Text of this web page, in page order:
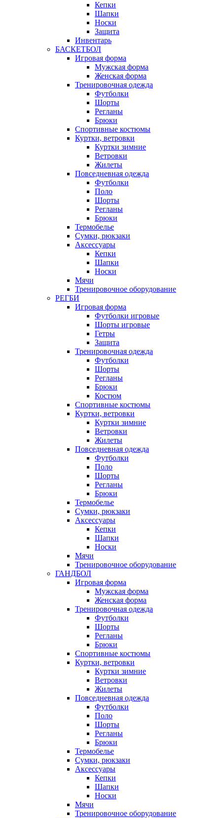
Кепки
Шапки
Носки
Защита
Инвентарь
БАСКЕТБОЛ
Игровая форма
Мужская форма
Женская форма
Тренировочная одежда
Футболки
Шорты
Регланы
Брюки
Спортивные костюмы
Куртки, ветровки
Куртки зимние
Ветровки
Жилеты
Повседневная одежда
Футболки
Поло
Шорты
Регланы
Брюки
Термобелье
Сумки, рюкзаки
Аксессуары
Кепки
Шапки
Носки
Мячи
Тренировочное оборудование
РЕГБИ
Игровая форма
Футболки игровые
Шорты игровые
Гетры
Защита
Тренировочная одежда
Футболки
Шорты
Регланы
Брюки
Костюм
Спортивные костюмы
Куртки, ветровки
Куртки зимние
Ветровки
Жилеты
Повседневная одежда
Футболки
Поло
Шорты
Регланы
Брюки
Термобелье
Сумки, рюкзаки
Аксессуары
Кепки
Шапки
Носки
Мячи
Тренировочное оборудование
ГАНДБОЛ
Игровая форма
Мужская форма
Женская форма
Тренировочная одежда
Футболки
Шорты
Регланы
Брюки
Спортивные костюмы
Куртки, ветровки
Куртки зимние
Ветровки
Жилеты
Повседневная одежда
Футболки
Поло
Шорты
Регланы
Брюки
Термобелье
Сумки, рюкзаки
Аксессуары
Кепки
Шапки
Носки
Мячи
Тренировочное оборудование